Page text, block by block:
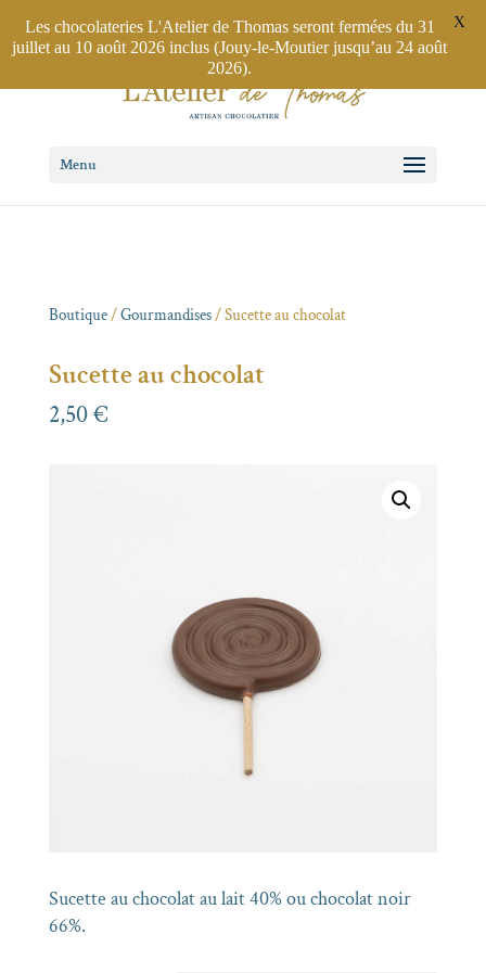
Jouy-le-Moutier01 30 75 28 34/ Poissy01 34 01 36 03
Menu
Boutique/Gourmandises/ Sucette au chocolat
Sucette au chocolat
2,50€
Sucette au chocolat au lait 40% ou chocolat noir
66%.
Les chocolateries L'Atelier de Thomas seront fermées du 31
juillet au 10 août 2026 inclus (Jouy-le-Moutier jusqu’au 24 août
2026).
X